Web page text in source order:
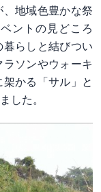
地域色豊かな祭
ントの見どころ
らしと結びつい
ソンやウォーキ
かる「サル」と
した。